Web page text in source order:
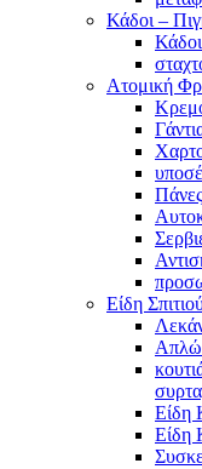
Κάδοι –
Ατομική
Είδη
Είδη
Είδη